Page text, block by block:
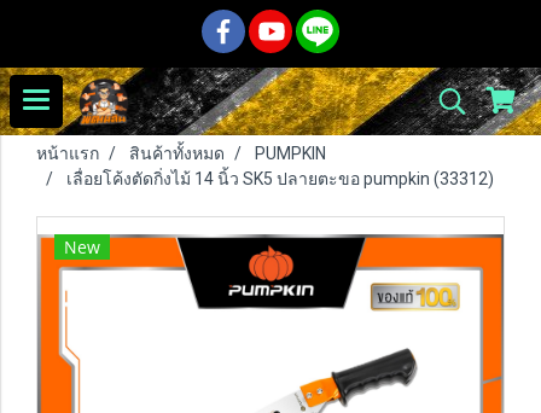
หน้าแรก สินค้าทั้งหมด
PUMPKIN
เลื่อยโค้งตัดกิ่งไม้ 14 นิ้ว SK5 ปลายตะขอ pumpkin (33312)
New